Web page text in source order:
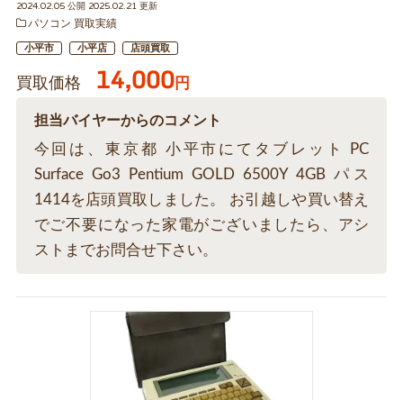
2024.02.05 公開 2025.02.21 更新
パソコン 買取実績
小平市 小平店 店頭買取
買取価格 14,000円
担当バイヤーからのコメント
今回は、東京都 小平市にてタブレット PC
Surface Go3 Pentium GOLD 6500Y 4GB パス
1414を店頭買取しました。 お引越しや買い替え
でご不要になった家電がございましたら、アシ
ストまでお問合せ下さい。